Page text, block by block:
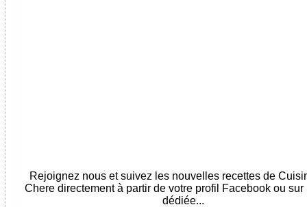
Rejoignez nous et suivez les nouvelles recettes de
Chere directement à partir de votre profil Facebook ou sur
dédiée...